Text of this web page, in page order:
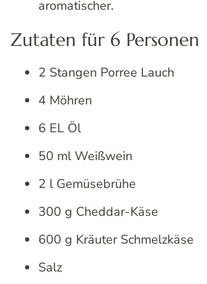
aromatischer.
Zutaten für 6 Personen
2 Stangen Porree Lauch
4 Möhren
6 EL Öl
50 ml Weißwein
2 l Gemüsebrühe
300 g Cheddar-Käse
600 g Kräuter Schmelzkäse
Salz